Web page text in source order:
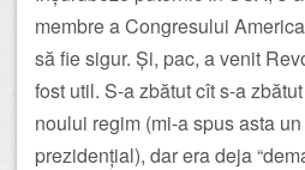
membre a Congresului
să fie sigur. Și, pac, a venit
fost util. S-a zbătut cît s-a
noului regim (mi-a spus asta
prezidențial), dar era deja